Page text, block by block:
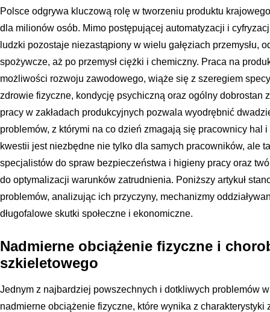
Polsce odgrywa kluczową rolę w tworzeniu produktu
dla milionów osób. Mimo postępującej automatyzacji i
ludzki pozostaje niezastąpiony w wielu gałęziach przemysłu,
spożywcze, aż po przemysł ciężki i chemiczny. Praca na
możliwości rozwoju zawodowego, wiąże się z szeregiem
zdrowie fizyczne, kondycję psychiczną oraz ogólny dobrostan
pracy w zakładach produkcyjnych pozwala wyodrębnić
problemów, z którymi na co dzień zmagają się pracownicy hal
kwestii jest niezbędne nie tylko dla samych pracowników, ale
specjalistów do spraw bezpieczeństwa i higieny pracy oraz
do optymalizacji warunków zatrudnienia. Poniższy artykuł
problemów, analizując ich przyczyny, mechanizmy
długofalowe skutki społeczne i ekonomiczne.
Nadmierne obciążenie fizyczne i
szkieletowego
Jednym z najbardziej powszechnych i dotkliwych problemów
nadmierne obciążenie fizyczne, które wynika z charakterystyki